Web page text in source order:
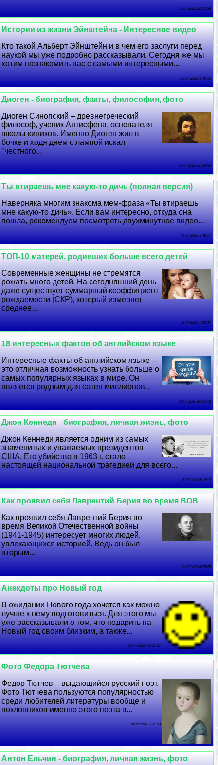
17 07 2026 22:12:58
Истории из жизни Эйнштейна - Интересное видео
Кто такой Альберт Эйнштейн и в чем его заслуги перед
наукой мы уже подробно рассказывали. Сегодня же мы
хотим познакомить вас с самыми интересными...
16 07 2026 8:46:16
Диоген - биография, факты, философия, фото
Диоген Синопский – древнегреческий
философ, ученик Антисфена, основателя
школы киников. Именно Диоген жил в
бочке и ходя днем с лампой искал
"честного...
15 07 2026 21:19:56
Ты втираешь мне какую-то дичь (полная версия)
Наверняка многим знакома мем-фраза «Ты втираешь
мне какую-то дичь». Если вам интересно, откуда она
пошла, рекомендуем посмотреть двухминутное видео....
14 07 2026 5:49:17
ТОП-10 матерей, родивших больше всего детей
Современные женщины не стремятся
рожать много детей. На сегодняшний день
даже существует суммарный коэффициент
рождаемости (СКР), который измеряет
среднее...
13 07 2026 1:55:57
18 интересных фактов об английском языке
Интересные факты об английском языке –
это отличная возможность узнать больше о
самых популярных языках в мире. Он
является родным для сотен миллионов...
12 07 2026 16:10:18
Джон Кеннеди - биография, личная жизнь, фото
Джон Кеннеди является одним из самых
знаменитых и уважаемых президентов
США. Его убийство в 1963 г. стало
настоящей национальной трагедией для всего...
11 07 2026 6:12:10
Как проявил себя Лаврентий Берия во время ВОВ
Как проявил себя Лаврентий Берия во
время Великой Отечественной войны
(1941-1945) интересует многих людей,
увлекающихся историей. Ведь он был
вторым...
10 07 2026 0:23:25
Анекдоты про Новый год
В ожидании Нового года хочется как можно
лучше к нему подготовиться. Для этого мы
уже рассказывали о том, что подарить на
Новый год своим близким, а также...
09 07 2026 10:31:27
Фото Федора Тютчева
Федор Тютчев – выдающийся русский поэт.
Фото Тютчева пользуются популярностью
среди любителей литературы вообще и
поклонников именно этого поэта в...
08 07 2026 7:11:54
Антон Ельчин - биография, личная жизнь, фото